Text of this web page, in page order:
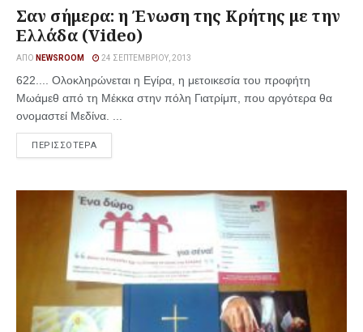
Σαν σήμερα: η Ένωση της Κρήτης με την
Ελλάδα (Video)
ΑΠΌ NEWSROOM 24 ΣΕΠΤΕΜΒΡΊΟΥ, 2013
622.... Ολοκληρώνεται η Εγίρα, η μετοικεσία του προφήτη
Μωάμεθ από τη Μέκκα στην πόλη Γιατρίμπ, που αργότερα θα
ονομαστεί Μεδίνα. ...
ΠΕΡΙΣΣΟΤΕΡΑ